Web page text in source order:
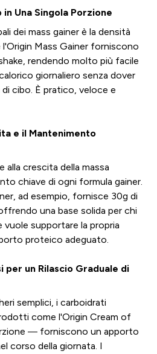
Una Singola Porzione
dei mass gainer è la densità
Mass Gainer forniscono
rendendo molto più facile
giornaliero senza dover
cibo. È pratico, veloce e
e il Mantenimento
alla crescita della massa
chiave di ogni formula gainer.
ad esempio, fornisce 30g di
una base solida per chi
vuole supportare la propria
proteico adeguato.
per un Rilascio Graduale di
semplici, i carboidrati
come l'Origin Cream of
— forniscono un apporto
corso della giornata. I